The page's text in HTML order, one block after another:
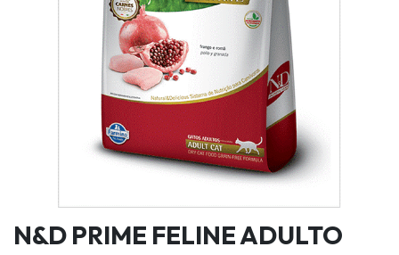
N&D PRIME FELINE ADULTO